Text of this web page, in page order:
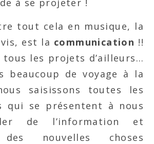
à se projeter !
tout cela en musique, la
est la communication !!
tous les projets d’ailleurs…
beaucoup de voyage à la
saisissons toutes les
qui se présentent à nous
de l’information et
des nouvelles choses